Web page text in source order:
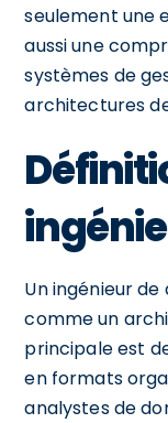
seulement une
aussi une
systèmes de
architectures
Un ingénieur
comme un
principale est
en formats
analystes de